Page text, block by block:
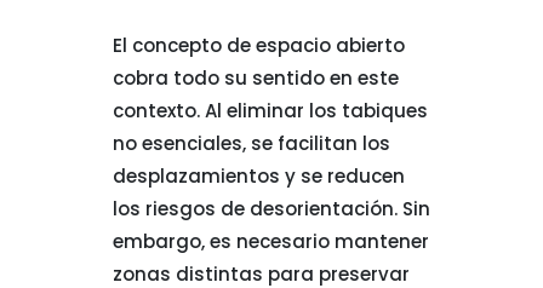
El concepto de espacio abierto
cobra todo su sentido en este
contexto. Al eliminar los tabiques
no esenciales, se facilitan los
desplazamientos y se reducen
los riesgos de desorientación. Sin
embargo, es necesario mantener
zonas distintas para preservar